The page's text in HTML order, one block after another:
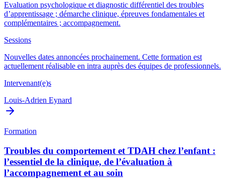
Evaluation psychologique et diagnostic différentiel des troubles
d’apprentissage ; démarche clinique, épreuves fondamentales et
complémentaires ; accompagnement.
Sessions
Nouvelles dates annoncées prochainement. Cette formation est
actuellement réalisable en intra auprès des équipes de professionnels.
Intervenant(e)s
Louis-Adrien Eynard
Formation
Troubles du comportement et TDAH chez l’enfant :
l’essentiel de la clinique, de l’évaluation à
l’accompagnement et au soin